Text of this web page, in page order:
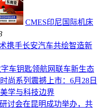
CMES印尼国际机床
携手长安汽车共绘智造新
车钥匙领航网联车新生态
尚系列震撼上市：6月28日
学与科技边界
讨会在昆明成功举办，共